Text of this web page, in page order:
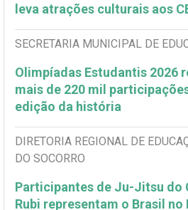
leva atrações culturais aos
SECRETARIA MUNICIPAL DE
Olimpíadas Estudantis 2026
mais de 220 mil
edição da história
DIRETORIA REGIONAL DE
DO SOCORRO
Participantes de Ju-Jitsu do
Rubi representam o Brasil no